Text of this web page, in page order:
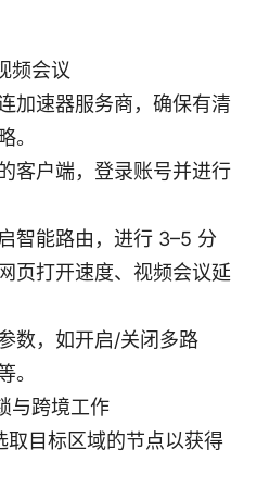
频会议
加速器服务商，确保有清
。
客户端，登录账号并进行
智能路由，进行 3–5 分
页打开速度、视频会议延
数，如开启/关闭多路
。
与跨境工作
取目标区域的节点以获得